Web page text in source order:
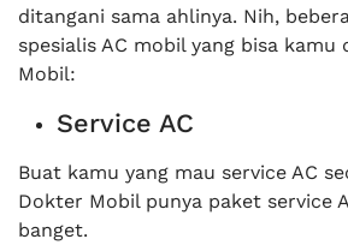
ditangani sama ahlinya. Nih,
spesialis AC mobil yang bisa
Mobil:
Service AC
Buat kamu yang mau service AC
Dokter Mobil punya paket service
banget.